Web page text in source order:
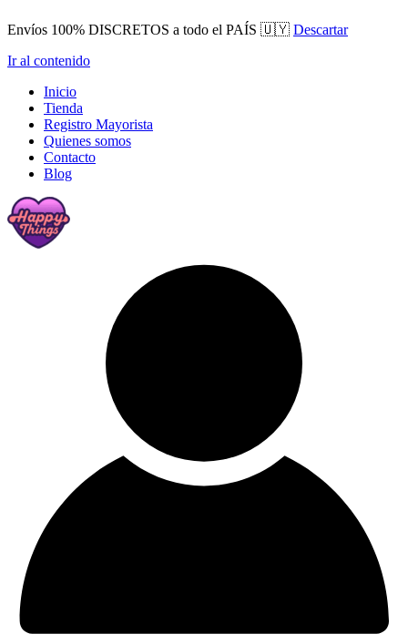
Envíos 100% DISCRETOS a todo el PAÍS 🇺🇾 Descartar
Ir al contenido
Inicio
Tienda
Registro Mayorista
Quienes somos
Contacto
Blog